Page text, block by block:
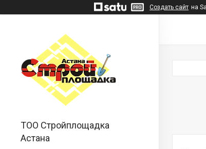
Создать сайт на
ТОО Стройплощадка
Астана